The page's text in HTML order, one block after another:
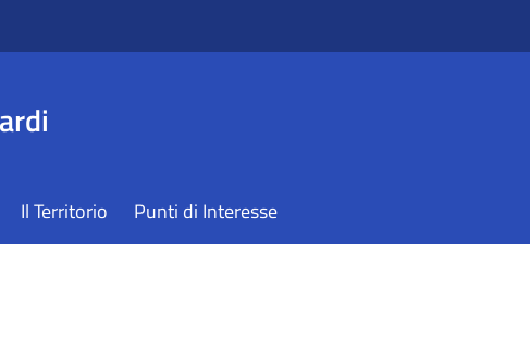
Il Territorio Punti di Interesse